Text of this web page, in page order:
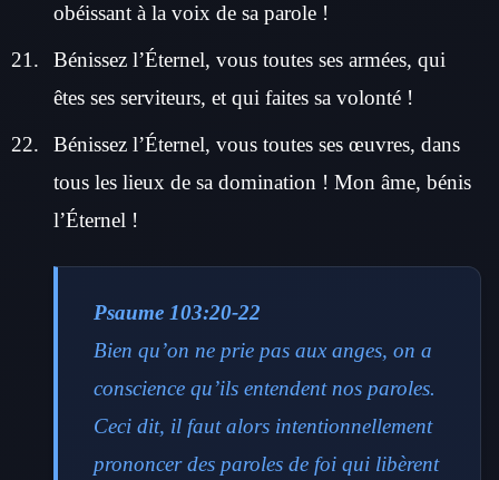
obéissant à la voix de sa parole !
Bénissez l’Éternel, vous toutes ses armées, qui
êtes ses serviteurs, et qui faites sa volonté !
Bénissez l’Éternel, vous toutes ses œuvres, dans
tous les lieux de sa domination ! Mon âme, bénis
l’Éternel !
Psaume 103:20-22
Bien qu’on ne prie pas aux anges, on a
conscience qu’ils entendent nos paroles.
Ceci dit, il faut alors intentionnellement
prononcer des paroles de foi qui libèrent